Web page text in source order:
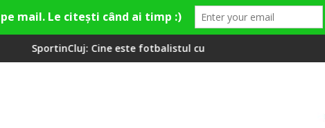
Cine este fotbalistul cu două diplome care a învățat româna la 2
Compania de Apă